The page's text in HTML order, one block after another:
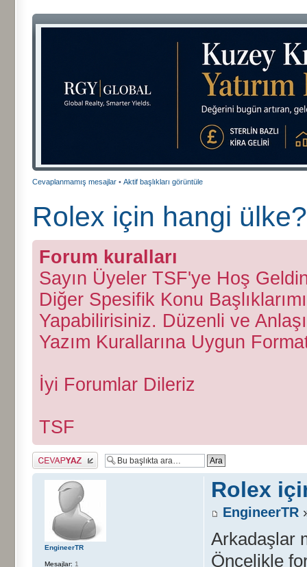
Cevaplanmamış mesajlar • Aktif başlıkları görüntüle
Rolex için hangi ülke?
Forum kuralları
Sayın Üyeler TSF'ye Hoş
Diğer Spesifik Konu
Yapabilirisiniz. Düzenli ve
Yazım Kurallarına Uygun
İyi Forumlar Dileriz
TSF
Cevap gönder
Rolex
EngineerTR
Arkadaşlar
Öncelikle
EngineerTR
Mesajlar: 1